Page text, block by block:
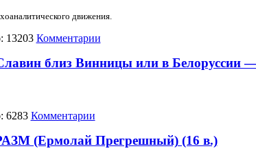
движения.
13203 Комментарии
близ Винницы или в Белоруссии —
6283 Комментарии
(Ермолай Прегрешный) (16 в.)